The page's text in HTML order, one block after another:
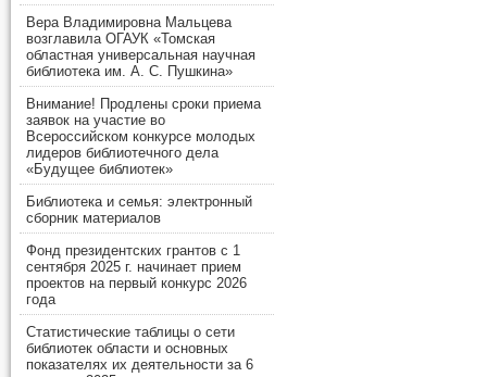
Вера Владимировна Мальцева
возглавила ОГАУК «Томская
областная универсальная научная
библиотека им. А. С. Пушкина»
Внимание! Продлены сроки приема
заявок на участие во
Всероссийском конкурсе молодых
лидеров библиотечного дела
«Будущее библиотек»
Библиотека и семья: электронный
сборник материалов
Фонд президентских грантов с 1
сентября 2025 г. начинает прием
проектов на первый конкурс 2026
года
Статистические таблицы о сети
библиотек области и основных
показателях их деятельности за 6